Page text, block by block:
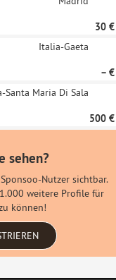
30 €
Italia-Gaeta
– €
Santa Maria Di Sala
500 €
sehen?
Nutzer sichtbar.
weitere Profile für
können!